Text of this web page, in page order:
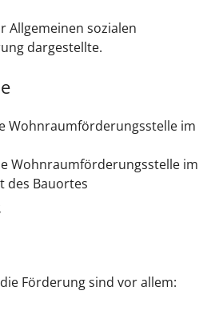
Allgemeinen sozialen
dargestellte.
Wohnraumförderungsstelle im
Wohnraumförderungsstelle im
des Bauortes
Förderung sind vor allem: